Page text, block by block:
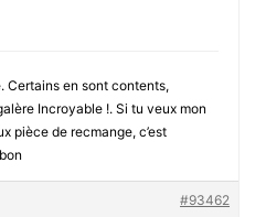
Certains en sont contents,
Incroyable !. Si tu veux mon
pièce de recmange, c’est
#93462